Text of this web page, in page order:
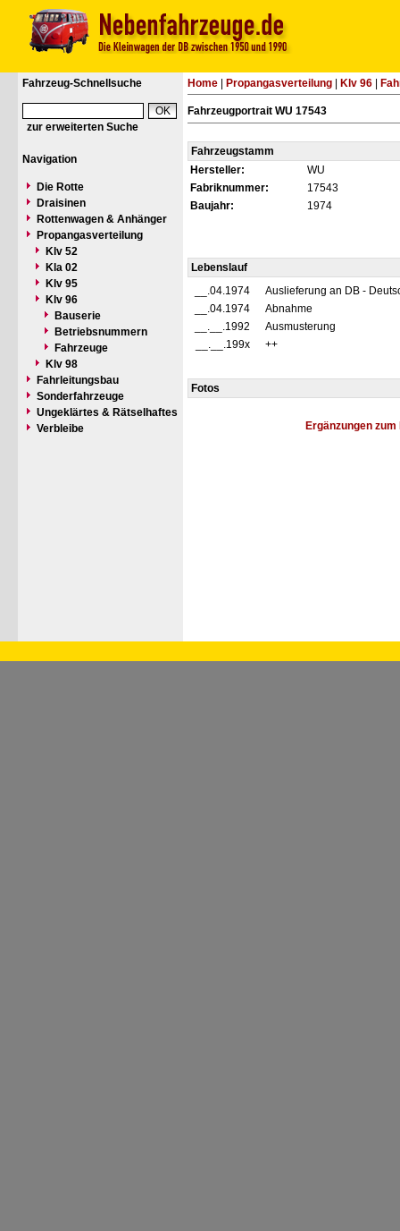
Fahrzeug-Schnellsuche
zur erweiterten Suche
Navigation
Die Rotte
Draisinen
Rottenwagen & Anhänger
Propangasverteilung
Klv 52
Kla 02
Klv 95
Klv 96
Bauserie
Betriebsnummern
Fahrzeuge
Klv 98
Fahrleitungsbau
Sonderfahrzeuge
Ungeklärtes & Rätselhaftes
Verbleibe
Home Propangasverteilung Klv 96
Fahrzeugportrait WU 17543
Fahrzeugstamm
Hersteller:
WU
Fabriknummer:
17543
Baujahr:
1974
Lebenslauf
__.04.1974
Auslieferung an DB -
__.04.1974
Abnahme
__.__.1992
Ausmusterung
__.__.199x
++
Fotos
Ergänzungen